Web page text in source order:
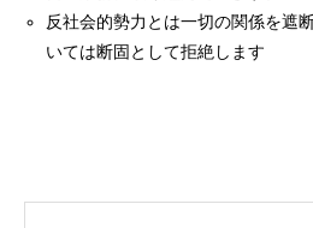
反社会的勢力とは一切の関係を遮
いては断固として拒絶します